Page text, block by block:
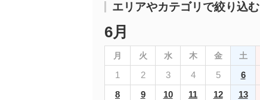
エリアやカテゴリで絞り込む
6月
月 火 水 木 金 土
1 2 3 4 5 6
8
9 10 11 12 13